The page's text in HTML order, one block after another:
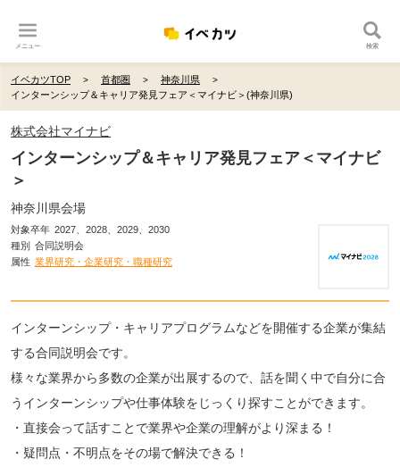
メニュー 検索
イベカツTOP 首都圏
神奈川県
インターンシップ＆キャリア発見フェア＜マイナビ＞(神奈川県)
株式会社マイナビ
インターンシップ＆キャリア発見フェア＜マイナビ
＞
神奈川県会場
対象卒年 2027、2028、2029、2030
種別 合同説明会
属性 業界研究・企業研究・職種研究
インターンシップ・キャリアプログラムなどを開催する企業が集結
する合同説明会です。
様々な業界から多数の企業が出展するので、話を聞く中で自分に合
うインターンシップや仕事体験をじっくり探すことができます。
・直接会って話すことで業界や企業の理解がより深まる！
・疑問点・不明点をその場で解決できる！